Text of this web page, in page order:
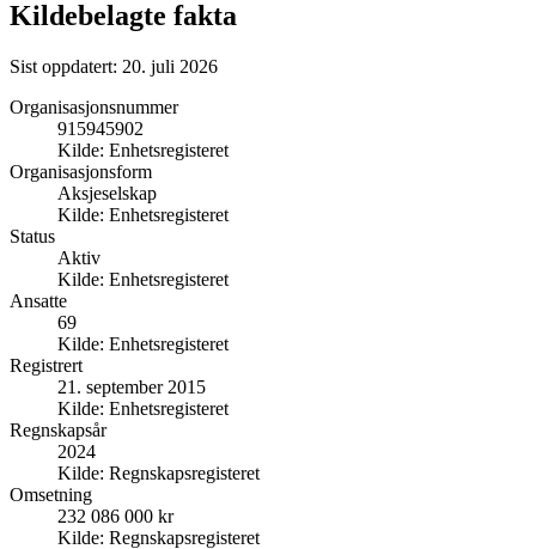
Kildebelagte fakta
Sist oppdatert: 20. juli 2026
Organisasjonsnummer
915945902
Kilde: Enhetsregisteret
Organisasjonsform
Aksjeselskap
Kilde: Enhetsregisteret
Status
Aktiv
Kilde: Enhetsregisteret
Ansatte
69
Kilde: Enhetsregisteret
Registrert
21. september 2015
Kilde: Enhetsregisteret
Regnskapsår
2024
Kilde: Regnskapsregisteret
Omsetning
232 086 000 kr
Kilde: Regnskapsregisteret